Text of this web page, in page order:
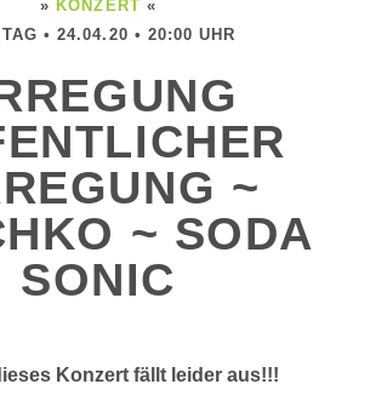
» KONZERT «
• 24.04.20 • 20:00 UHR
~
~ SODA
SONIC
Konzert fällt leider aus!!!